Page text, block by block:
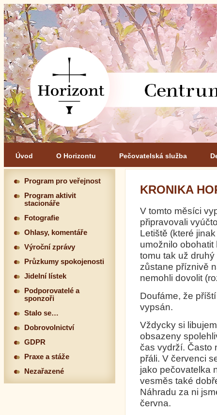
Úvod O Horizontu Pečovatelská služba
KRONIKA
V tomto měsíci
připravovali
Letiště (které
umožnilo
tomu tak už
zůstane příznivě
nemohli dovolit
Doufáme, že
vypsán.
Vždycky si
obsazeny
čas vydrží. Často
přáli. V červenci
jako pečovatelka
vesměs také
Náhradu za ni
června.
Program pro veřejnost
Program aktivit
stacionáře
Fotografie
Ohlasy, komentáře
Výroční zprávy
Průzkumy spokojenosti
Jidelní lístek
Podporovatelé a
sponzoři
Stalo se…
Dobrovolnictví
GDPR
Praxe a stáže
Nezařazené